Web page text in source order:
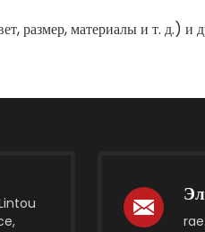
размер, материалы и т. д.)